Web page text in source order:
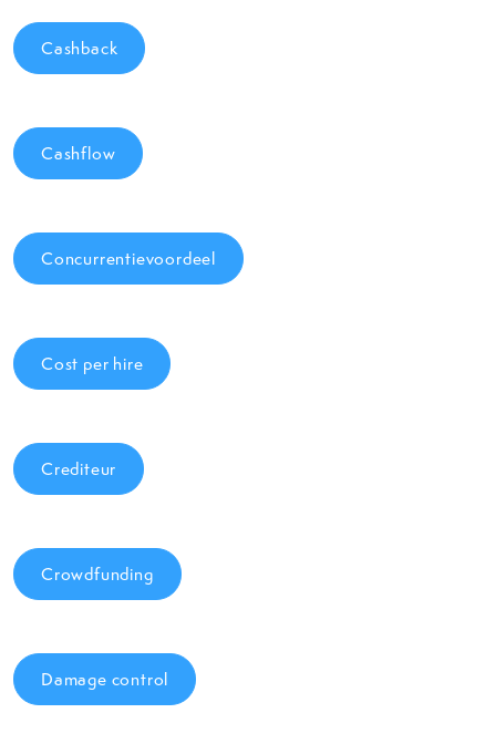
Cashback
Cashflow
Concurrentievoordeel
Cost per hire
Crediteur
Crowdfunding
Damage control